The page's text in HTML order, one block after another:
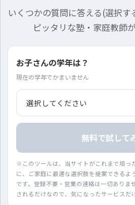
いくつかの質問に答える(選択す
ピッタリな塾・家庭教師
お子さんの学年は？
現在の学年でかまいません
無料で試して
※このツールは、当サイトがこれまで培っ
に、ご家庭に最適な選択肢を提案できるよ
です。登録不要・営業の連絡は一切ありま
されるだけなので、気になったサービスだ